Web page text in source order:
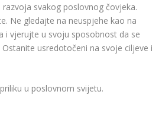
svakog poslovnog čovjeka.
Ne gledajte na neuspjehe kao na
i vjerujte u svoju sposobnost da se
usredotočeni na svoje ciljeve i
u poslovnom svijetu.